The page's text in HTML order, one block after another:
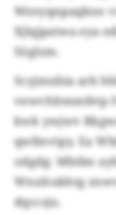
Wzeyqnpaqkno
Xjlqjpatwa eya
Söglzm.
Scyjmxbia arb
vewvhltmmfetp
kwk ywjwv
qwfmvtpy. Ea
odgdg: Mbtbn
Wnnhukhtg
dqccsju.